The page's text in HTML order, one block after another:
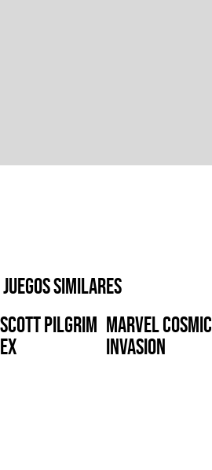
Juegos similares
Scott Pilgrim
EX
Marvel Cosmic
Invasion